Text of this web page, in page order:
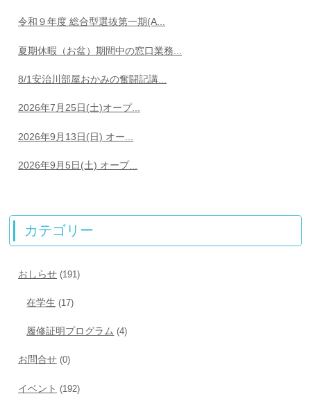
令和９年度 総合型選抜第一期(A...
夏期休暇（お盆）期間中の窓口業務...
8/1安治川部屋おかみの奮闘記講...
2026年7月25日(土)オープ...
2026年9月13日(日) オー...
2026年9月5日(土) オープ...
カテゴリー
おしらせ (191)
在学生 (17)
履修証明プログラム (4)
お問合せ (0)
イベント (192)